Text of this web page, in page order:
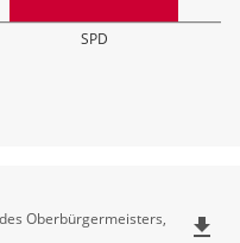
SPD
Oberbürgermeisters,
file_download